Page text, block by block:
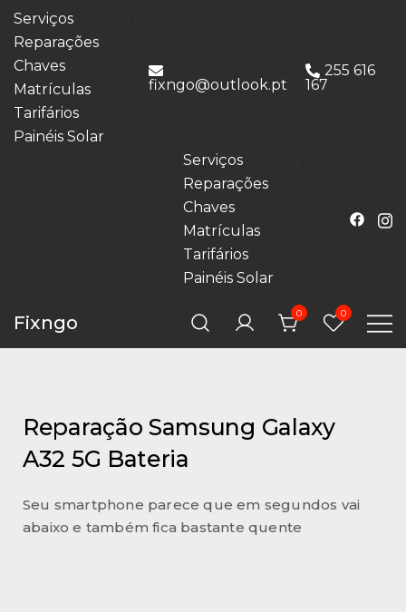
Serviços
Reparações
Chaves
Matrículas
Tarifários
Painéis Solar
fixngo@outlook.pt
255 616
167
Serviços
Reparações
Chaves
Matrículas
Tarifários
Painéis Solar
Fixngo 0 0
Reparação Samsung Galaxy
A32 5G Bateria
Seu smartphone parece que em segundos vai
abaixo e também fica bastante quente